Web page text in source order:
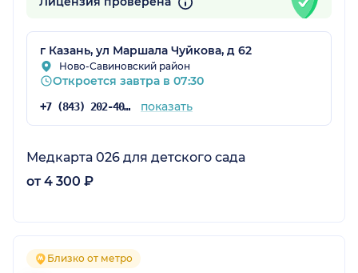
г Казань, ул Маршала Чуйкова, д 62
Ново-Савиновский район
Откроется завтра в 07:30
+7 (843) 202-40-11 показать
Медкарта 026 для детского сада
от 4 300 ₽
Близко от метро